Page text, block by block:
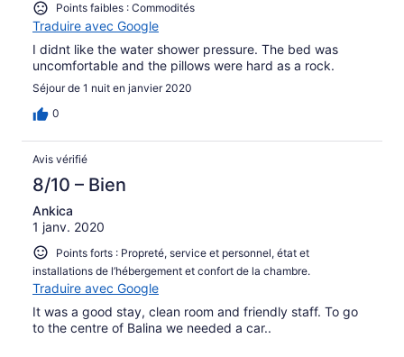
Points faibles : Commodités
Traduire avec Google
I didnt like the water shower pressure. The bed was
uncomfortable and the pillows were hard as a rock.
Séjour de 1 nuit en janvier 2020
0
Avis vérifié
8/10 – Bien
Ankica
1 janv. 2020
Points forts : Propreté, service et personnel, état et
installations de l’hébergement et confort de la chambre.
Traduire avec Google
It was a good stay, clean room and friendly staff. To go
to the centre of Balina we needed a car..